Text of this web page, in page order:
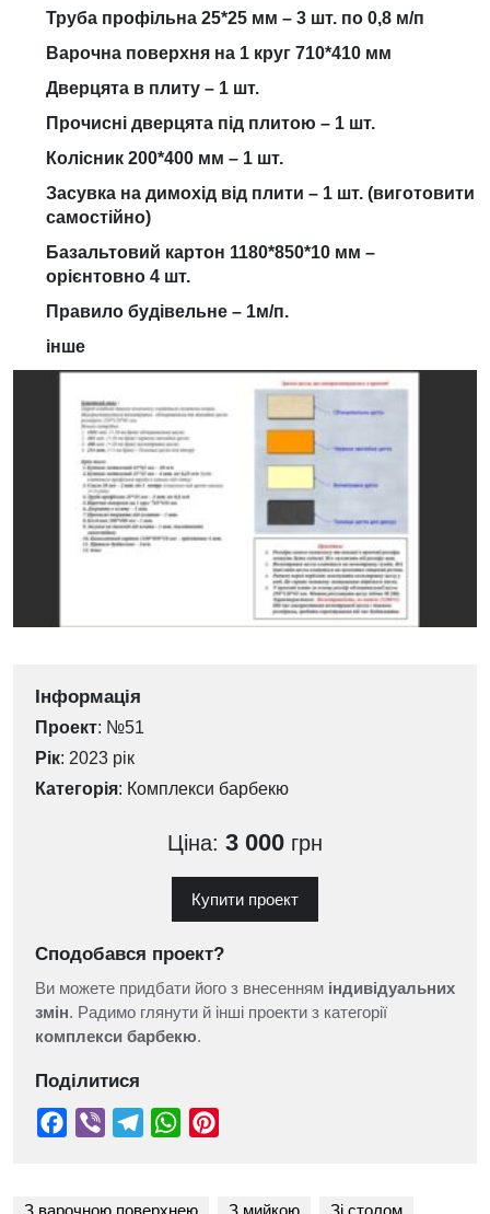
Труба профільна 25*25 мм – 3 шт. по 0,8 м/п
Варочна поверхня на 1 круг 710*410 мм
Дверцята в плиту – 1 шт.
Прочисні дверцята під плитою – 1 шт.
Колісник 200*400 мм – 1 шт.
Засувка на димохід від плити – 1 шт. (виготовити
самостійно)
Базальтовий картон 1180*850*10 мм –
орієнтовно 4 шт.
Правило будівельне – 1м/п.
інше
Інформація
Проект: №51
Рік: 2023 рік
Категорія: Комплекси барбекю
Ціна: 3 000 грн
Купити проект
Сподобався проект?
Ви можете придбати його з внесенням індивідуальних
змін. Радимо глянути й інші проекти з категорії
комплекси барбекю.
Поділитися